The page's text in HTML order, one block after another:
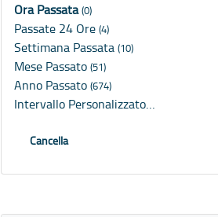
Ora Passata(0)
Passate 24 Ore (4)
Settimana Passata (10)
Mese Passato (51)
Anno Passato (674)
Intervallo Personalizzato…
Cancella